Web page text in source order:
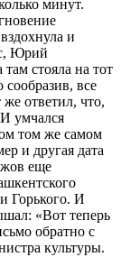
минут.
и
Юрий
стояла на тот
сообразив, все
ответил, что,
умчался
том же самом
и другая дата
еще
Горького. И
«Вот теперь
обратно с
культуры.